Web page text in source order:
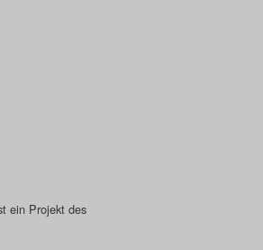
Blog
2023
ein Projekt des